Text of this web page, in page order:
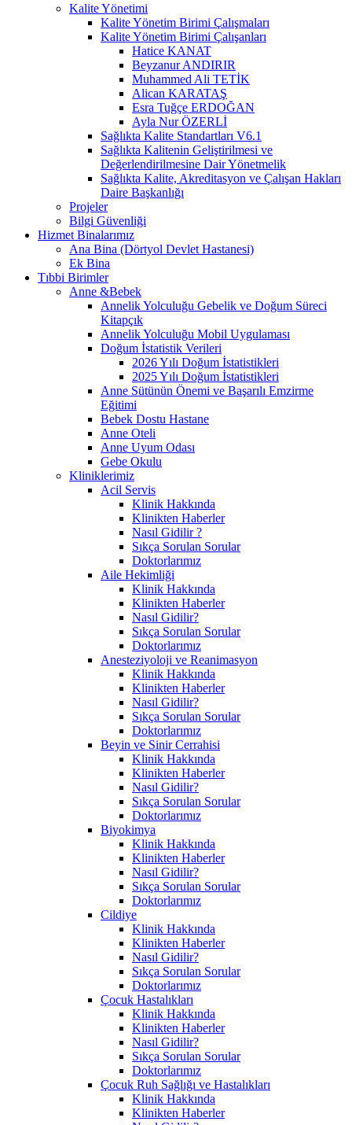
Kalite Yönetimi
Kalite Yönetim Birimi Çalışmaları
Kalite Yönetim Birimi Çalışanları
Hatice KANAT
Beyzanur ANDIRIR
Muhammed Ali TETİK
Alican KARATAŞ
Esra Tuğçe ERDOĞAN
Ayla Nur ÖZERLİ
Sağlıkta Kalite Standartları V6.1
Sağlıkta Kalitenin Geliştirilmesi ve
Değerlendirilmesine Dair Yönetmelik
Sağlıkta Kalite, Akreditasyon ve Çalışan Hakları
Daire Başkanlığı
Projeler
Bilgi Güvenliği
Hizmet Binalarımız
Ana Bina (Dörtyol Devlet Hastanesi)
Ek Bina
Tıbbi Birimler
Anne &Bebek
Annelik Yolculuğu Gebelik ve Doğum Süreci
Kitapçık
Annelik Yolculuğu Mobil Uygulaması
Doğum İstatistik Verileri
2026 Yılı Doğum İstatistikleri
2025 Yılı Doğum İstatistikleri
Anne Sütünün Önemi ve Başarılı Emzirme
Eğitimi
Bebek Dostu Hastane
Anne Oteli
Anne Uyum Odası
Gebe Okulu
Kliniklerimiz
Acil Servis
Klinik Hakkında
Klinikten Haberler
Nasıl Gidilir ?
Sıkça Sorulan Sorular
Doktorlarımız
Aile Hekimliği
Klinik Hakkında
Klinikten Haberler
Nasıl Gidilir?
Sıkça Sorulan Sorular
Doktorlarımız
Anesteziyoloji ve Reanimasyon
Klinik Hakkında
Klinikten Haberler
Nasıl Gidilir?
Sıkça Sorulan Sorular
Doktorlarımız
Beyin ve Sinir Cerrahisi
Klinik Hakkında
Klinikten Haberler
Nasıl Gidilir?
Sıkça Sorulan Sorular
Doktorlarımız
Biyokimya
Klinik Hakkında
Klinikten Haberler
Nasıl Gidilir?
Sıkça Sorulan Sorular
Doktorlarımız
Cildiye
Klinik Hakkında
Klinikten Haberler
Nasıl Gidilir?
Sıkça Sorulan Sorular
Doktorlarımız
Çocuk Hastalıkları
Klinik Hakkında
Klinikten Haberler
Nasıl Gidilir?
Sıkça Sorulan Sorular
Doktorlarımız
Çocuk Ruh Sağlığı ve Hastalıkları
Klinik Hakkında
Klinikten Haberler